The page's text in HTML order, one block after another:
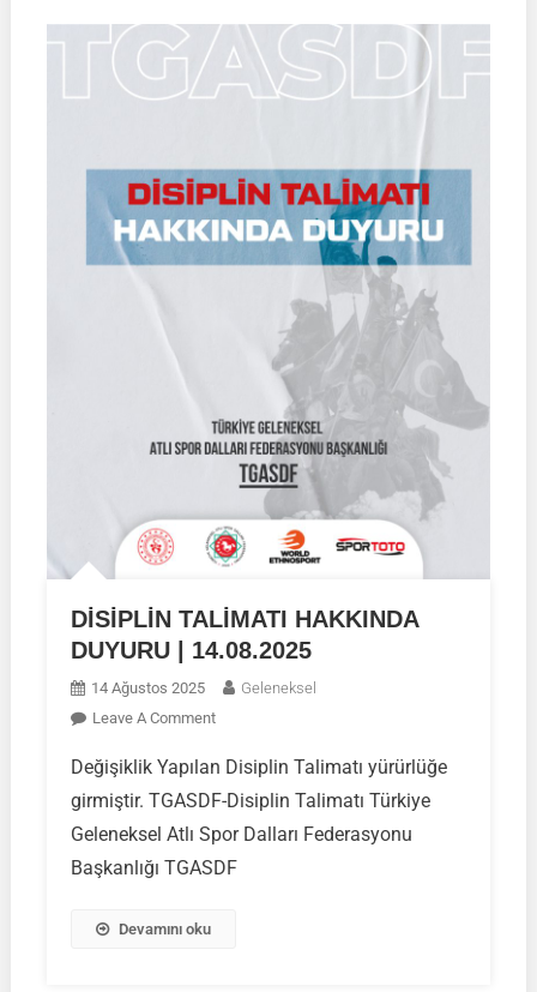
DİSİPLİN TALİMATI HAKKINDA
DUYURU | 14.08.2025
14 Ağustos 2025
Geleneksel
Leave A CommentOn
TALİMATI
HAKKINDA
DUYURU
Değişiklik Yapılan Disiplin Talimatı yürürlüğe
girmiştir. TGASDF-Disiplin Talimatı Türkiye
Geleneksel Atlı Spor Dalları Federasyonu
Başkanlığı TGASDF
Devamını oku